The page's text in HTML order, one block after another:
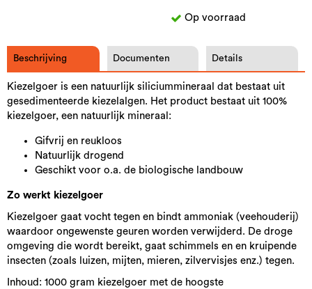
Op voorraad
Beschrijving Documenten Details
Kiezelgoer is een natuurlijk siliciummineraal dat bestaat uit
gesedimenteerde kiezelalgen. Het product bestaat uit 100%
kiezelgoer, een natuurlijk mineraal:
Gifvrij en reukloos
Natuurlijk drogend
Geschikt voor o.a. de biologische landbouw
Zo werkt kiezelgoer
Kiezelgoer gaat vocht tegen en bindt ammoniak (veehouderij)
waardoor ongewenste geuren worden verwijderd. De droge
omgeving die wordt bereikt, gaat schimmels en en kruipende
insecten (zoals luizen, mijten, mieren, zilvervisjes enz.) tegen.
Inhoud: 1000 gram kiezelgoer met de hoogste